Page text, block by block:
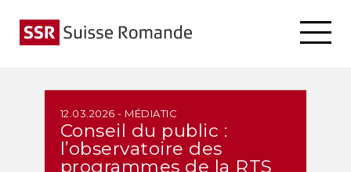
12.03.2026 - MÉDIATIC
Conseil du public :
l’observatoire des
programmes de la RTS